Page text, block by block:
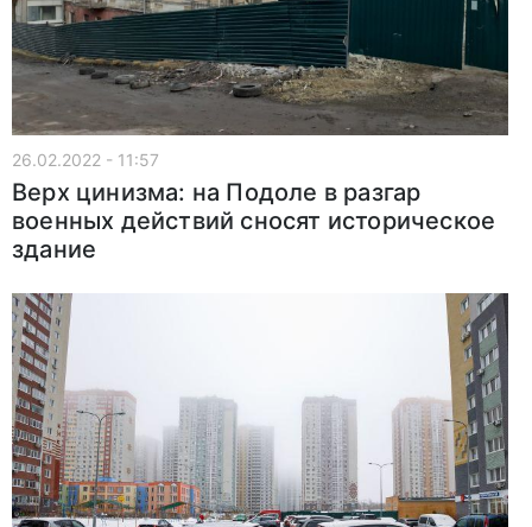
26.02.2022 - 11:57
Верх цинизма: на Подоле в разгар
военных действий сносят историческое
здание